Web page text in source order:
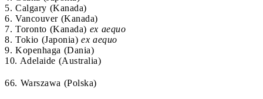
5. Calgary (Kanada)
6. Vancouver (Kanada)
7. Toronto (Kanada) ex aequo
8. Tokio (Japonia) ex aequo
9. Kopenhaga (Dania)
10. Adelaide (Australia)
66. Warszawa (Polska)